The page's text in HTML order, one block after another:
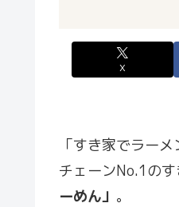
X
「すき家でラー
チェーンNo.1の
ーめん」 。